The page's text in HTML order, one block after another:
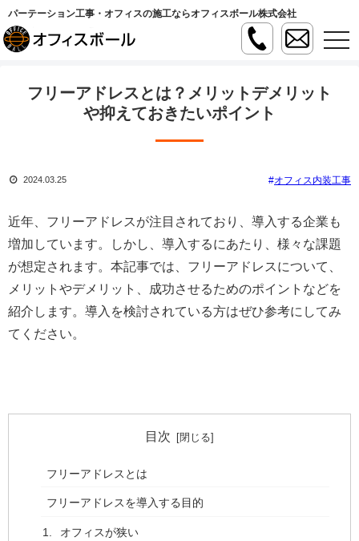
パーテーション工事・オフィスの施工ならオフィスボール株式会社
t
o
t
n
フリーアドレスとは？メリットデメリット
や抑えておきたいポイント
2024.03.25 オフィス内装工事
近年、フリーアドレスが注目されており、導入する企業も
増加しています。しかし、導入するにあたり、様々な課題
が想定されます。本記事では、フリーアドレスについて、
メリットやデメリット、成功させるためのポイントなどを
紹介します。導入を検討されている方はぜひ参考にしてみ
てください。
目次
フリーアドレスとは
フリーアドレスを導入する目的
オフィスが狭い